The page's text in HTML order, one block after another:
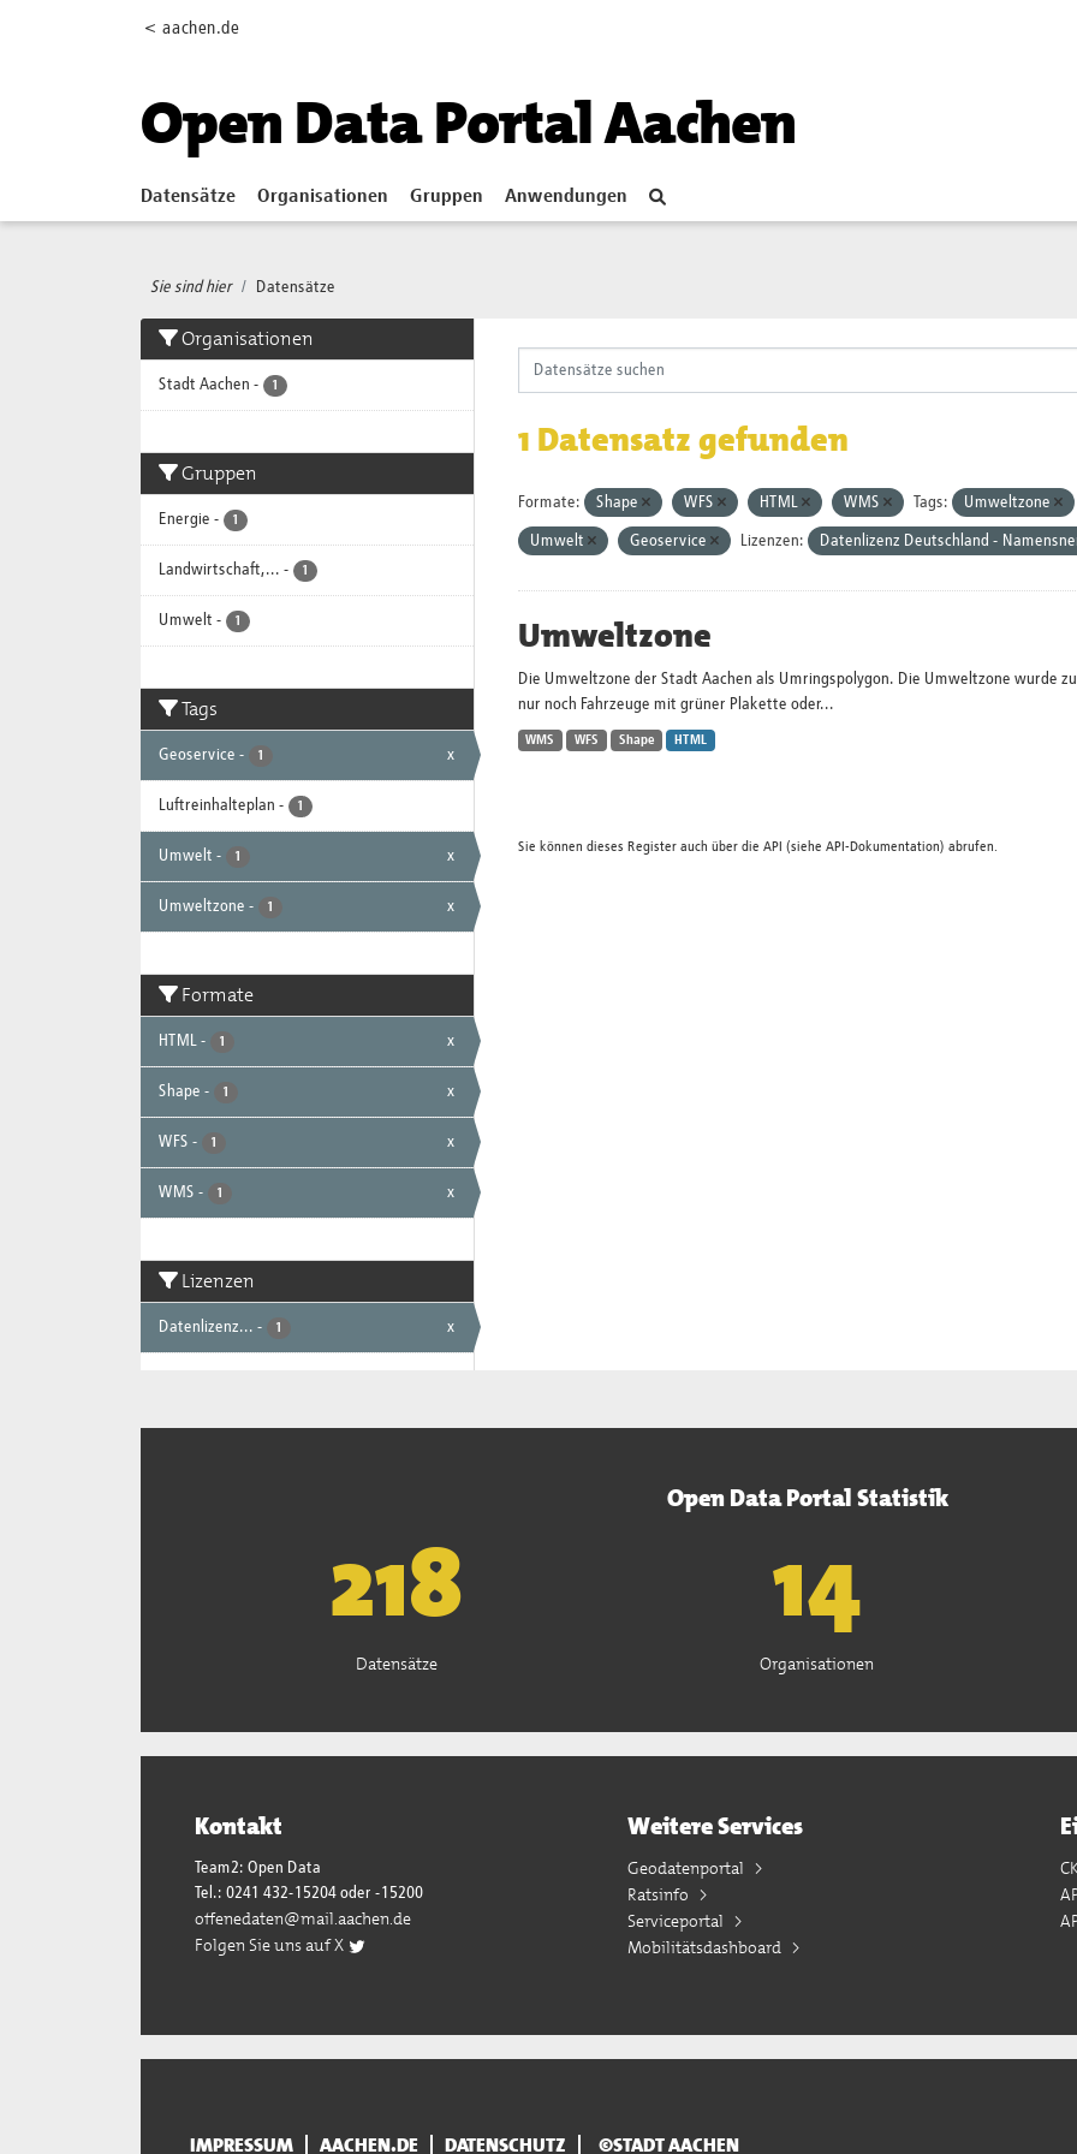
< aachen.de
Open Data Portal Aachen
Datensätze Organisationen Gruppen Anwendungen
Sie sind hier Datensätze
Organisationen
Stadt Aachen - 1
Gruppen
Energie - 1
Landwirtschaft,... - 1
Umwelt - 1
Tags
Geoservice - 1 x
Luftreinhalteplan - 1
Umwelt - 1 x
Umweltzone - 1 x
Formate
HTML - 1 x
Shape - 1 x
WFS - 1 x
WMS - 1 x
Lizenzen
Datenlizenz... - 1 x
1 Datensatz gefunden
Formate: Shape WFS HTML WMS Tags: Umweltzone
Umwelt Geoservice Lizenzen: Datenlizenz Deutschland -
Umweltzone
Die Umweltzone der Stadt Aachen als Umringspolygon. Die Umweltzone wurde
nur noch Fahrzeuge mit grüner Plakette oder...
WMS WFS Shape HTML
Sie können dieses Register auch über die API (siehe API-Dokumentation) abrufen.
Open Data Portal Statistik
221
Datensätze
15
Organisationen
Kontakt
Team2: Open Data
Tel.: 0241 432-15204 oder -15200
offenedaten@mail.aachen.de
Folgen Sie uns auf X
Weitere Services
Geodatenportal
Ratsinfo
Serviceportal
Mobilitätsdashboard
IMPRESSUM AACHEN.DE DATENSCHUTZ ©STADT AACHEN